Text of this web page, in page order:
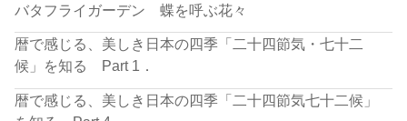
バタフライガーデン 蝶を呼ぶ花々
暦で感じる、美しき日本の四季「二十四節気・七十二
候」を知る Part 1．
暦で感じる、美しき日本の四季「二十四節気七十二候」